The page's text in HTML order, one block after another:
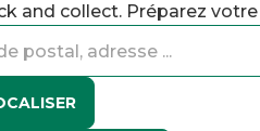
and collect. Préparez